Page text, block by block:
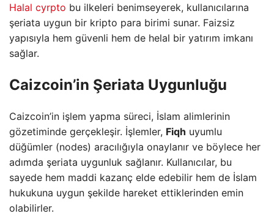
Halal cyrpto bu ilkeleri benimseyerek, kullanıcılarına
şeriata uygun bir kripto para birimi sunar. Faizsiz
yapısıyla hem güvenli hem de helal bir yatırım imkanı
sağlar.
Caizcoin’in Şeriata Uygunluğu
Caizcoin’in işlem yapma süreci, İslam alimlerinin
gözetiminde gerçekleşir. İşlemler, Fiqh uyumlu
düğümler (nodes) aracılığıyla onaylanır ve böylece her
adımda şeriata uygunluk sağlanır. Kullanıcılar, bu
sayede hem maddi kazanç elde edebilir hem de İslam
hukukuna uygun şekilde hareket ettiklerinden emin
olabilirler.